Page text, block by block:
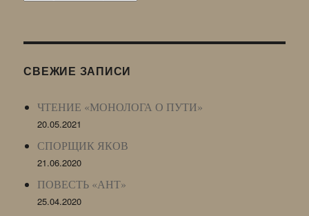
LJ
СВЕЖИЕ ЗАПИСИ
ЧТЕНИЕ «МОНОЛОГА О ПУТИ»
20.05.2021
СПОРЩИК ЯКОВ
21.06.2020
ПОВЕСТЬ «АНТ»
25.04.2020